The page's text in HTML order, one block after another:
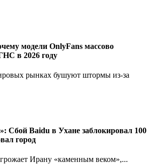
модели OnlyFans массово
в 2026 году
рынках бушуют штормы из-за
Сбой Baidu в Ухане заблокировал 100
город
Ирану «каменным веком»,...